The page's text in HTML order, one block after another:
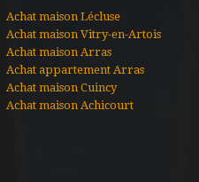
Achat maison Lécluse
Achat maison Vitry-en-Artois
Achat maison Arras
Achat appartement Arras
Achat maison Cuincy
Achat maison Achicourt